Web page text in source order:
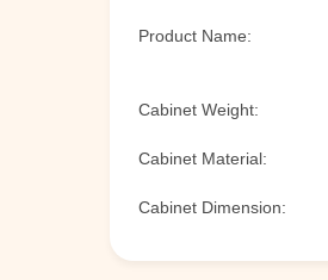
Product Name:
Cabinet Weight:
Cabinet Material:
Cabinet Dimension: